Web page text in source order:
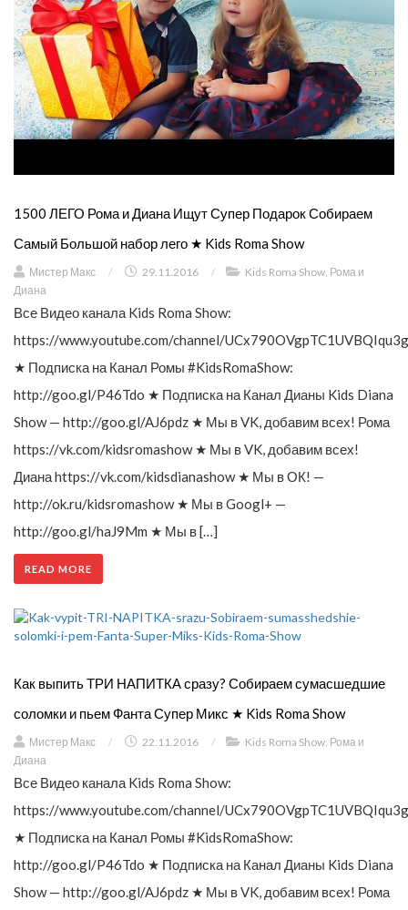
1500 ЛЕГО Рома и Диана Ищут Супер Подарок Собираем
Самый Большой набор лего ★ Kids Roma Show
Мистер Макс / 29.11.2016 / Kids Roma Show, Рома и
Диана
Все Видео канала Kids Roma Show:
https://www.youtube.com/channel/
★ Подписка на Канал Ромы #KidsRomaShow:
http://goo.gl/P46Tdo ★ Подписка на Канал Дианы Kids Diana
Show — http://goo.gl/AJ6pdz ★ Мы в VK, добавим всех! Рома
https://vk.com/kidsromashow ★ Мы в VK, добавим всех!
Диана https://vk.com/kidsdianashow ★ Мы в ОК! —
http://ok.ru/kidsromashow ★ Мы в Googl+ —
http://goo.gl/haJ9Mm ★ Мы в […]
READ MORE
Как выпить ТРИ НАПИТКА сразу? Собираем сумасшедшие
соломки и пьем Фанта Супер Микс ★ Kids Roma Show
Мистер Макс / 22.11.2016 / Kids Roma Show, Рома и
Диана
Все Видео канала Kids Roma Show:
https://www.youtube.com/channel/
★ Подписка на Канал Ромы #KidsRomaShow:
http://goo.gl/P46Tdo ★ Подписка на Канал Дианы Kids Diana
Show — http://goo.gl/AJ6pdz ★ Мы в VK, добавим всех! Рома